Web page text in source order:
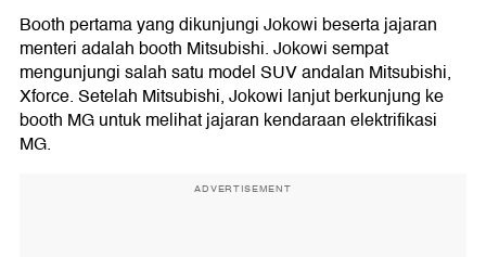
Booth pertama yang dikunjungi Jokowi beserta jajaran
menteri adalah booth Mitsubishi. Jokowi sempat
mengunjungi salah satu model SUV andalan Mitsubishi,
Xforce. Setelah Mitsubishi, Jokowi lanjut berkunjung ke
booth MG untuk melihat jajaran kendaraan elektrifikasi
MG.
ADVERTISEMENT